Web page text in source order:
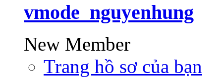
vmode_nguyenhung
New Member
Trang hồ sơ của bạn